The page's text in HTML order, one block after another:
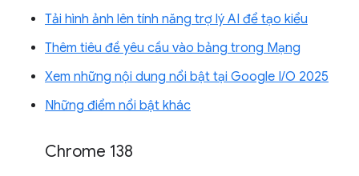
Tải hình ảnh lên tính năng trợ lý AI để tạo kiểu
Thêm tiêu đề yêu cầu vào bảng trong Mạng
Xem những nội dung nổi bật tại Google I/O 2025
Những điểm nổi bật khác
Chrome 138